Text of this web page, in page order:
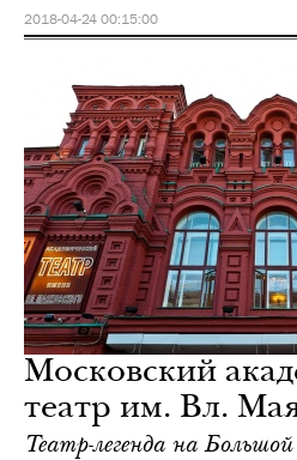
2018-04-24 00:15:00
Московский
театр им. Вл.
Театр-легенда на